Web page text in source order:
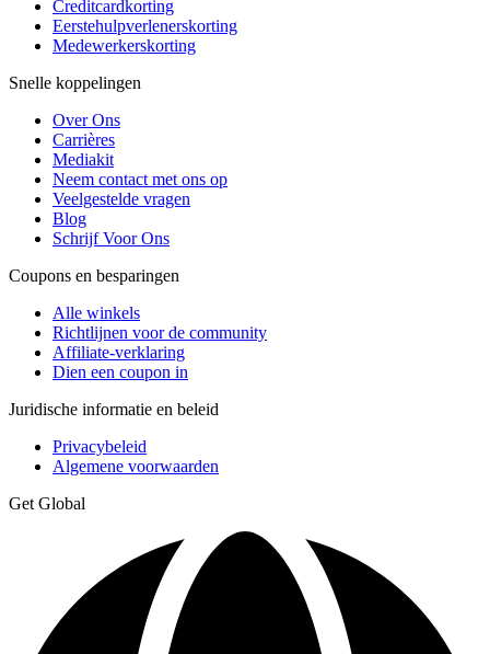
Creditcardkorting
Eerstehulpverlenerskorting
Medewerkerskorting
Snelle koppelingen
Over Ons
Carrières
Mediakit
Neem contact met ons op
Veelgestelde vragen
Blog
Schrijf Voor Ons
Coupons en besparingen
Alle winkels
Richtlijnen voor de community
Affiliate-verklaring
Dien een coupon in
Juridische informatie en beleid
Privacybeleid
Algemene voorwaarden
Get Global